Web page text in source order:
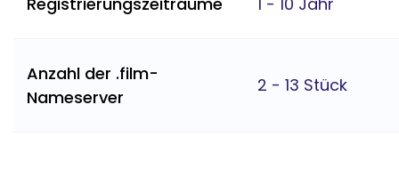
Anzahl der .film-
Nameserver
2 - 13 Stück